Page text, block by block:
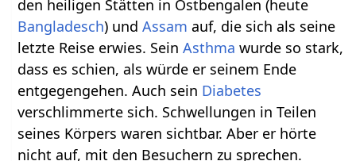
den heiligen Stätten in Ostbengalen (heute
Bangladesch) undAssam auf, die sich als seine
letzte Reise erwies. SeinAsthma wurde so stark,
dass es schien, als würde er seinem Ende
entgegengehen. Auch sein Diabetes
verschlimmerte sich. Schwellungen in Teilen
seines Körpers waren sichtbar. Aber er hörte
nicht auf, mit den Besuchern zu sprechen.